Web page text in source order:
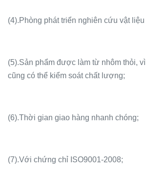
(4).Phòng phát triển nghiên cứu vật
(5).Sản phẩm được làm từ nhôm thỏi,
cũng có thể kiểm soát chất lượng;
(6).Thời gian giao hàng nhanh chóng;
(7).Với chứng chỉ ISO9001-2008;